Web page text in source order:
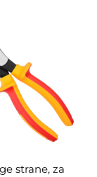
strane, za